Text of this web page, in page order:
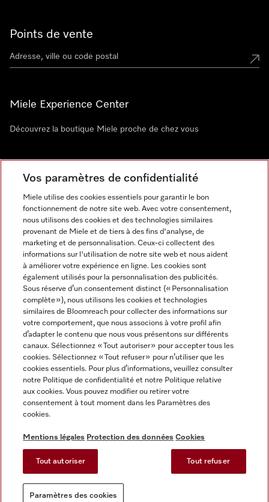
Points de vente
Miele Experience Center
Découvrez la boutique Miele proche de chez vous
Newsletter
Mentions légales
CGV
Protection des données
Conditions d'utilisation
Reglement sur les services numeriques
Paramètres des cookies
Miele sur Instagram
Miele sur Facebook
Miele sur Youtube
Vos paramètres de confidentialité
Miele utilise des cookies essentiels pour garantir le bon
fonctionnement de notre site web. Avec votre consentement,
nous utilisons des cookies et des technologies similaires
provenant de Miele et de tiers à des fins d'analyse, de
marketing et de personnalisation. Ceux-ci collectent des
informations sur l'utilisation de notre site web et nous aident
à améliorer votre expérience en ligne. Les cookies sont
également utilisés pour la personnalisation des publicités.
Sous réserve d’un consentement distinct (« Personnalisation
complète »), nous utilisons les cookies et technologies
similaires de Bloomreach pour collecter des informations sur
votre comportement, que nous associons à votre profil afin
d’adapter le contenu que nous vous présentons sur différents
canaux. Sélectionnez « Tout autoriser » pour accepter tous les
cookies. Sélectionnez « Tout refuser » pour n’utiliser que les
cookies essentiels. Pour plus d’informations, veuillez consulter
notre Politique de confidentialité et notre Politique relative
aux cookies. Vous pouvez modifier ou retirer votre
consentement à tout moment dans les Paramètres des
cookies.
Mentions légales Protection des données Cookies
Tout autoriser Tout refuser
Paramètres des cookies